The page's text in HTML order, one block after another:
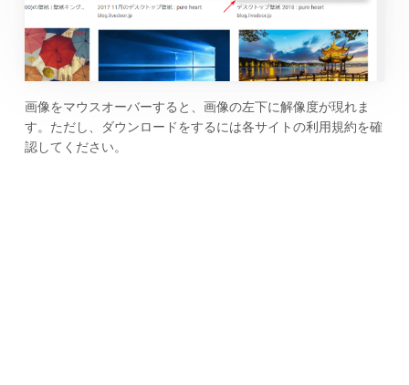
画像をマウスオーバーすると、画像の左下に解像度が現れま
す。ただし、ダウンロードをするには各サイトの利用規約を確
認してください。